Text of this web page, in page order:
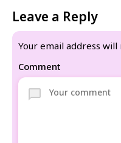
Leave a Reply
Your email address
Comment